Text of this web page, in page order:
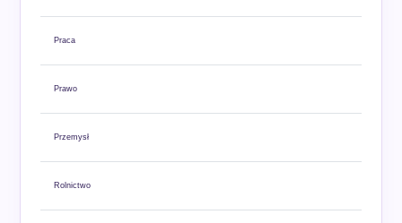
Praca
Prawo
Przemysł
Rolnictwo